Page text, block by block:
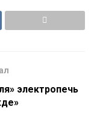
электропечь